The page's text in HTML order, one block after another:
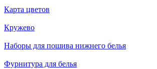
Карта цветов
Кружево
Наборы для пошива нижнего белья
Фурнитура для белья